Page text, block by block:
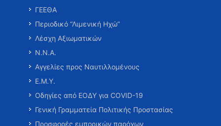
ΓΕΕΘΑ
Περιοδικό “Λιμενική Ηχώ”
Λέσχη Αξιωματικών
Ν.Ν.Α.
Αγγελίες προς Ναυτιλλομένους
Ε.Μ.Υ.
Οδηγίες από ΕΟΔΥ για COVID-19
Γενική Γραμματεία Πολιτικής Προστασίας
Προσφορές εμπορικών παρόχων